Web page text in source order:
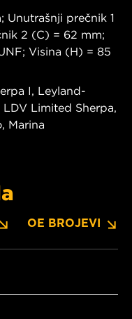
Unutrašnji prečnik 1
2 (C) = 62 mm;
Visina (H) = 85
I, Leyland-
Limited Sherpa,
Marina
OE BROJEVI